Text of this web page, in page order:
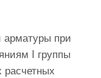
арматуры при
I группы